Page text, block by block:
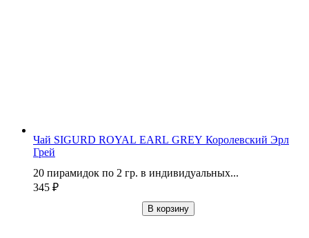
Чай SIGURD ROYAL EARL GREY Королевский Эрл
Грей
20 пирамидок по 2 гр. в индивидуальных...
345 ₽
В корзину